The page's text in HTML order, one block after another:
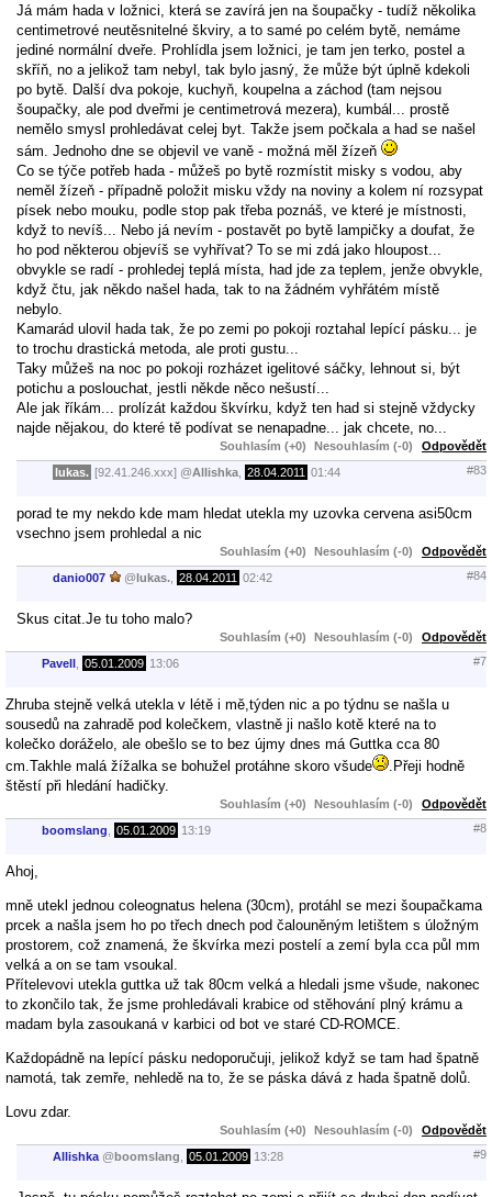
Já mám hada v ložnici, která se zavírá jen na šoupačky - tudíž několika
centimetrové neutěsnitelné škviry, a to samé po celém bytě, nemáme
jediné normální dveře. Prohlídla jsem ložnici, je tam jen terko, postel a
skříň, no a jelikož tam nebyl, tak bylo jasný, že může být úplně kdekoli
po bytě. Další dva pokoje, kuchyň, koupelna a záchod (tam nejsou
šoupačky, ale pod dveřmi je centimetrová mezera), kumbál... prostě
nemělo smysl prohledávat celej byt. Takže jsem počkala a had se našel
sám. Jednoho dne se objevil ve vaně - možná měl žízeň
Co se týče potřeb hada - můžeš po bytě rozmístit misky s vodou, aby
neměl žízeň - případně položit misku vždy na noviny a kolem ní rozsypat
písek nebo mouku, podle stop pak třeba poznáš, ve které je místnosti,
když to nevíš... Nebo já nevím - postavět po bytě lampičky a doufat, že
ho pod některou objevíš se vyhřívat? To se mi zdá jako hloupost...
obvykle se radí - prohledej teplá místa, had jde za teplem, jenže obvykle,
když čtu, jak někdo našel hada, tak to na žádném vyhřátém místě
nebylo.
Kamarád ulovil hada tak, že po zemi po pokoji roztahal lepící pásku... je
to trochu drastická metoda, ale proti gustu...
Taky můžeš na noc po pokoji rozházet igelitové sáčky, lehnout si, být
potichu a poslouchat, jestli někde něco nešustí...
Ale jak říkám... prolízát každou škvírku, když ten had si stejně vždycky
najde nějakou, do které tě podívat se nenapadne... jak chcete, no...
Souhlasím (+0) Nesouhlasím (-0) Odpovědět
lukas. [92.41.246.xxx] @Allishka 28.04.2011 01:44 #83
porad te my nekdo kde mam hledat utekla my uzovka cervena asi50cm
vsechno jsem prohledal a nic
Souhlasím (+0) Nesouhlasím (-0) Odpovědět
danio007 @lukas. 28.04.2011 02:42 #84
Skus citat.Je tu toho malo?
Souhlasím (+0) Nesouhlasím (-0) Odpovědět
Pavell 05.01.2009 13:06 #7
Zhruba stejně velká utekla v létě i mě,týden nic a po týdnu se našla u
sousedů na zahradě pod kolečkem, vlastně ji našlo kotě které na to
kolečko doráželo, ale obešlo se to bez újmy dnes má Guttka cca 80
cm.Takhle malá žížalka se bohužel protáhne skoro všude
.Přeji hodně
štěstí při hledání hadičky.
Souhlasím (+0) Nesouhlasím (-0) Odpovědět
boomslang 05.01.2009 13:19 #8
Ahoj,
mně utekl jednou coleognatus helena (30cm), protáhl se mezi šoupačkama
prcek a našla jsem ho po třech dnech pod čalouněným letištem s úložným
prostorem, což znamená, že škvírka mezi postelí a zemí byla cca půl mm
velká a on se tam vsoukal.
Přítelevovi utekla guttka už tak 80cm velká a hledali jsme všude, nakonec
to zkončilo tak, že jsme prohledávali krabice od stěhování plný krámu a
madam byla zasoukaná v karbici od bot ve staré CD-ROMCE.
Každopádně na lepící pásku nedoporučuji, jelikož když se tam had špatně
namotá, tak zemře, nehledě na to, že se páska dává z hada špatně dolů.
Lovu zdar.
Souhlasím (+0) Nesouhlasím (-0) Odpovědět
Allishka @boomslang 05.01.2009 13:28 #9